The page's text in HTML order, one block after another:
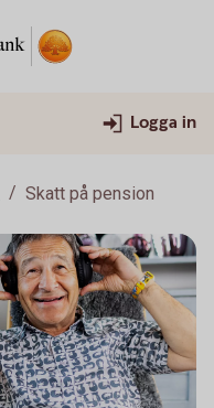
Logga in
Skatt på pension